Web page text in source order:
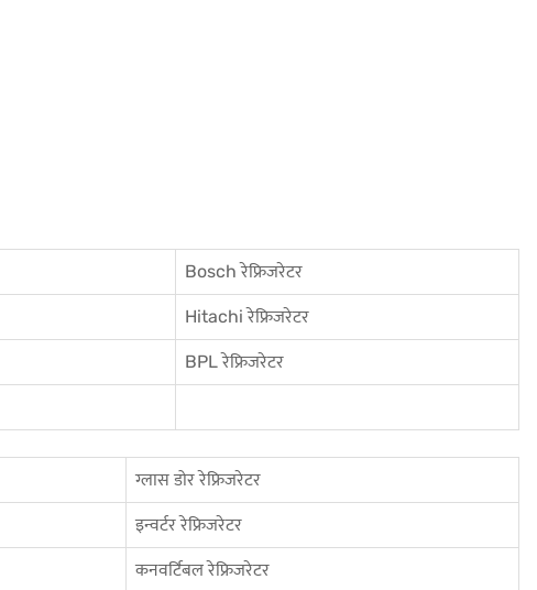
Bosch रेफ्रिजरेटर
Hitachi रेफ्रिजरेटर
BPL रेफ्रिजरेटर
ग्लास डोर रेफ्रिजरेटर
इन्वर्टर रेफ्रिजरेटर
कनवर्टिबल रेफ्रिजरेटर